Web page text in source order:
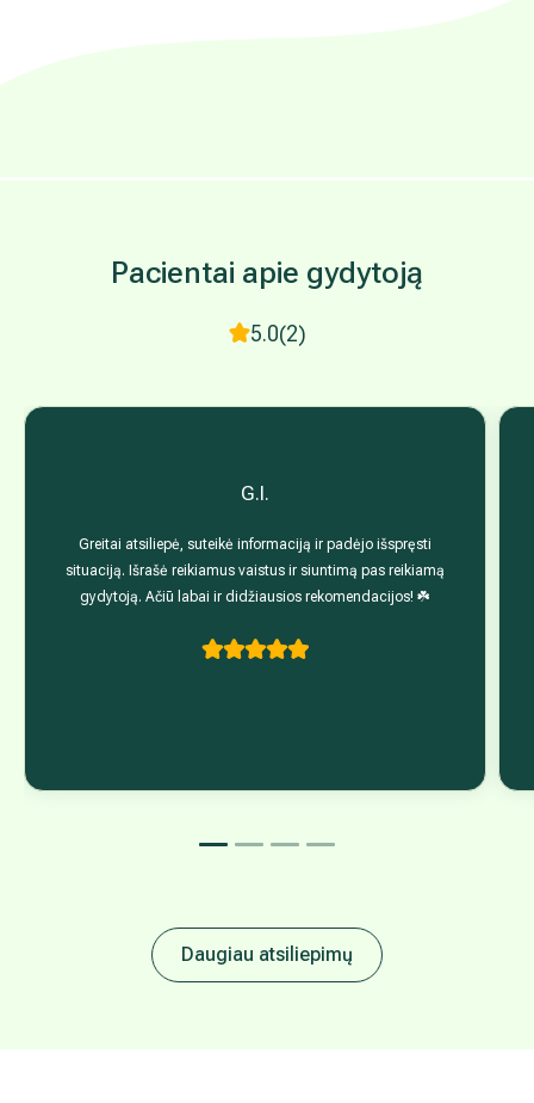
Pacientai apie gydytoją
5.0(2)
G.I.
Greitai atsiliepė, suteikė informaciją ir padėjo išspręsti
situaciją. Išrašė reikiamus vaistus ir siuntimą pas reikiamą
gydytoją. Ačiū labai ir didžiausios rekomendacijos! ☘️
Daugiau atsiliepimų